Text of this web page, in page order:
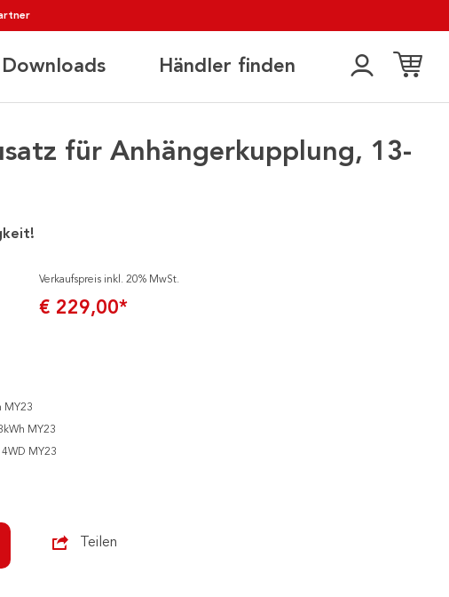
Downloads Händler finden
für Anhängerkupplung, 13-
Verkaufspreis inkl. 20% MwSt.
€ 229,00*
MY23
MY23
4WD MY23
Teilen